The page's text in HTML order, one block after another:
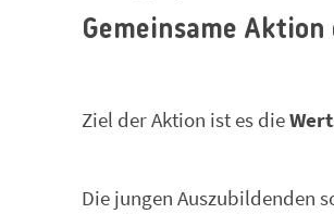
Gemeinsame Aktion
Ziel der Aktion ist es die
Die jungen Auszubildenden